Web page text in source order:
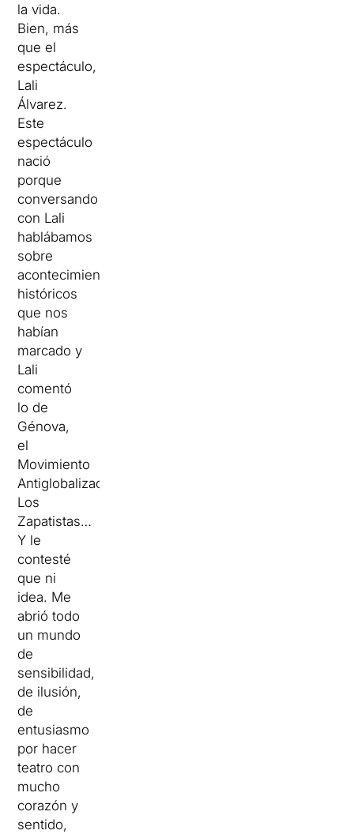
la vida.
Bien, más
que el
espectáculo,
Lali
Álvarez.
Este
espectáculo
nació
porque
conversando
con Lali
hablábamos
sobre
acontecimientos
históricos
que nos
habían
marcado y
Lali
comentó
lo de
Génova,
el
Movimiento
Antiglobalización,
Los
Zapatistas…
Y le
contesté
que ni
idea. Me
abrió todo
un mundo
de
sensibilidad,
de ilusión,
de
entusiasmo
por hacer
teatro con
mucho
corazón y
sentido,